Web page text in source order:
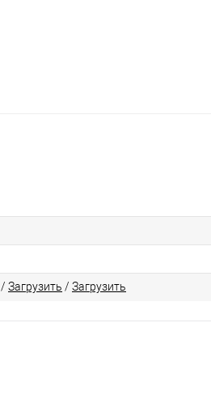
/ Загрузить / Загрузить